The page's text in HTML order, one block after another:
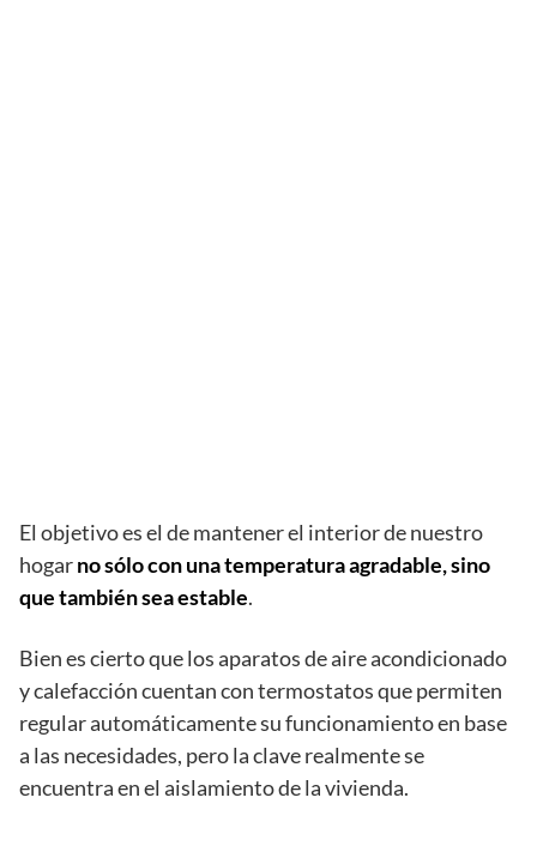
El objetivo es el de mantener el interior de nuestro
hogarno sólo con una temperatura agradable, sino
que también sea estable.
Bien es cierto que los aparatos de aire acondicionado
y calefacción cuentan con termostatos que permiten
regular automáticamente su funcionamiento en base
a las necesidades, pero la clave realmente se
encuentra en el aislamiento de la vivienda.